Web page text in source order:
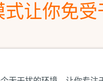
式让你免受